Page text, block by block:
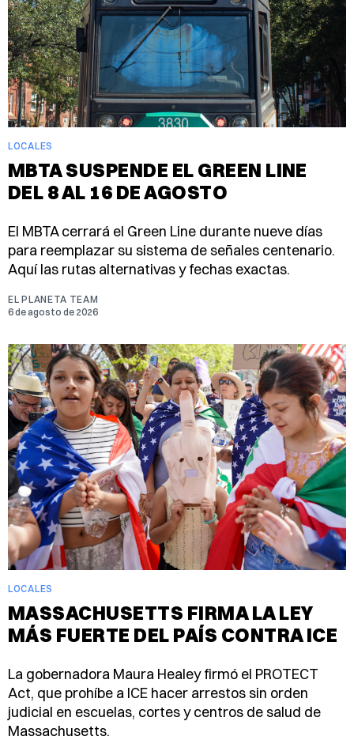
LOCALES
MBTA SUSPENDE EL GREEN LINE
DEL 8 AL 16 DE AGOSTO
El MBTA cerrará el Green Line durante nueve días
para reemplazar su sistema de señales centenario.
Aquí las rutas alternativas y fechas exactas.
EL PLANETA TEAM
6 de agosto de 2026
LOCALES
MASSACHUSETTS FIRMA LA LEY
MÁS FUERTE DEL PAÍS CONTRA ICE
La gobernadora Maura Healey firmó el PROTECT
Act, que prohíbe a ICE hacer arrestos sin orden
judicial en escuelas, cortes y centros de salud de
Massachusetts.